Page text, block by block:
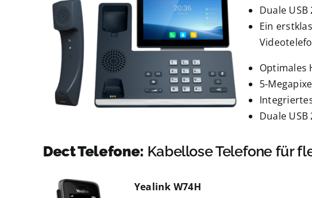
Duale
Ein
Optimales
5-
Duale
Dect Telefone: Kabellose Telefone für
Yealink W74H